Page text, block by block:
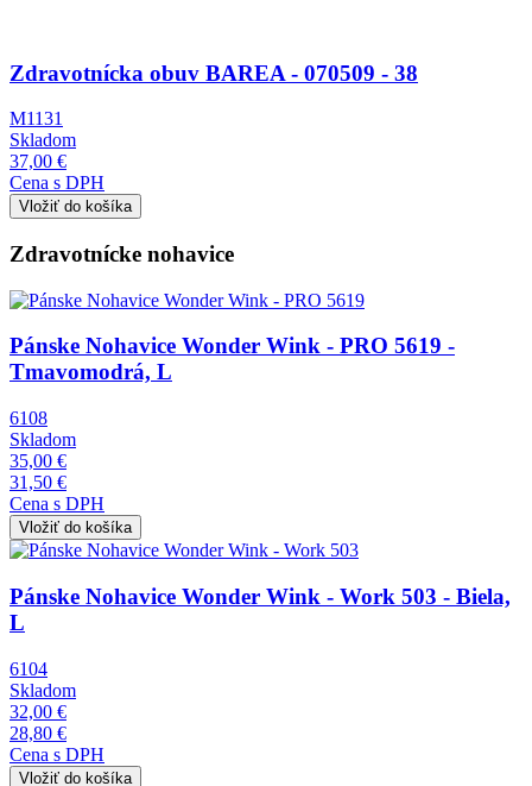
Zdravotnícka obuv BAREA - 070509 - 38
M1131
Skladom
37,00 €
Cena s DPH
Zdravotnícke nohavice
Obrázok
Pánske Nohavice Wonder Wink - PRO 5619 -
Tmavomodrá, L
6108
Skladom
35,00 €
31,50 €
Cena s DPH
Obrázok
Pánske Nohavice Wonder Wink - Work 503 - Biela,
L
6104
Skladom
32,00 €
28,80 €
Cena s DPH